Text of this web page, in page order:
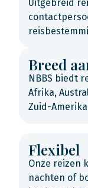
Uitgebreid
Breed
NBBS biedt
Afrika,
Zuid-
Flexibel
Onze reizen
nachten of